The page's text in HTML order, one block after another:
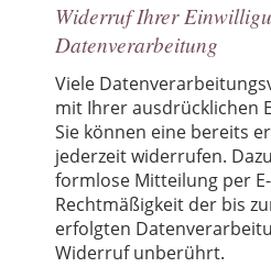
Widerruf Ihrer
Datenverarbeitung
Viele
mit Ihrer ausdrücklichen
Sie können eine bereits
jederzeit widerrufen.
formlose Mitteilung per
Rechtmäßigkeit der bis
erfolgten
Widerruf unberührt.